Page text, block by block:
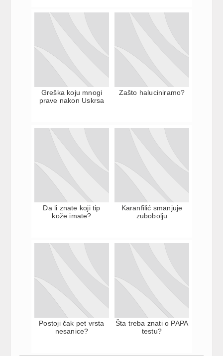
Greška koju mnogi
prave nakon Uskrsa
Zašto haluciniramo?
Da li znate koji tip
kože imate?
Karanfilić smanjuje
zubobolju
Postoji čak pet vrsta
nesanice?
Šta treba znati o PAPA
testu?